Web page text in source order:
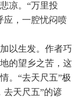
凉。“万里投
应，一腔忧闷喷
以生发。作者巧
的望乡之苦，这
。“去天尺五”极
去天尺五”的谚